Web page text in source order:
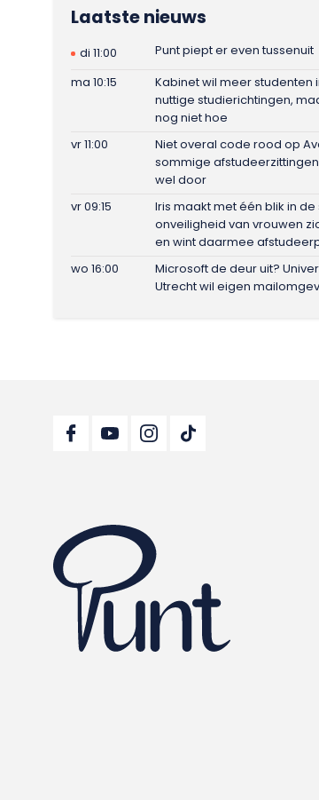
Laatste nieuws
di 11:00
Punt piept er even tussenuit
ma 10:15
Kabinet wil meer studenten
nuttige studierichtingen,
nog niet hoe
vr 11:00
Niet overal code rood op
sommige
wel door
vr 09:15
Iris maakt met één blik in
onveiligheid van vrouwen
en wint daarmee
wo 16:00
Microsoft de deur uit?
Utrecht wil eigen